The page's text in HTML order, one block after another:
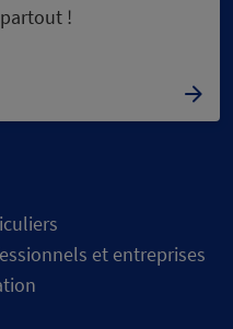
!
et entreprises